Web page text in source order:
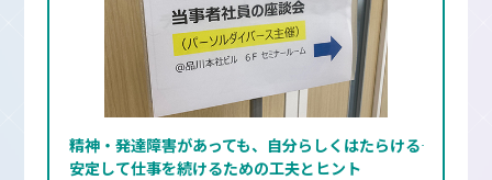
精神・発達障害があっても、自分らしくはたらける――
安定して仕事を続けるための工夫とヒント